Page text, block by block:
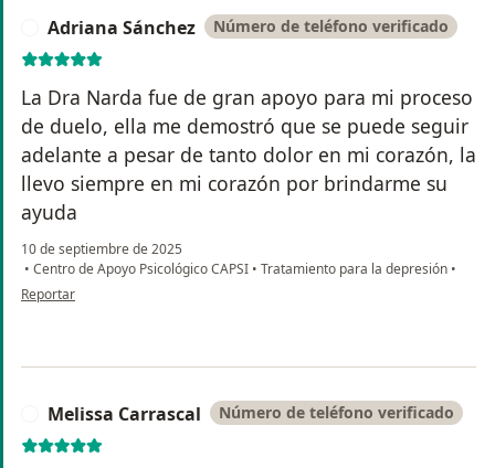
Adriana Sánchez Número de teléfono verificado
La Dra Narda fue de gran apoyo para mi proceso
de duelo, ella me demostró que se puede seguir
adelante a pesar de tanto dolor en mi corazón, la
llevo siempre en mi corazón por brindarme su
ayuda
10 de septiembre de 2025
• Centro de Apoyo Psicológico CAPSI • Tratamiento para la depresión •
en opinión del usuario Adriana Sánchez
Reportar
Melissa Carrascal Número de teléfono verificado